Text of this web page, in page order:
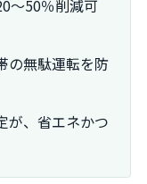
〜50％削減可
の無駄運転を防
が、省エネかつ